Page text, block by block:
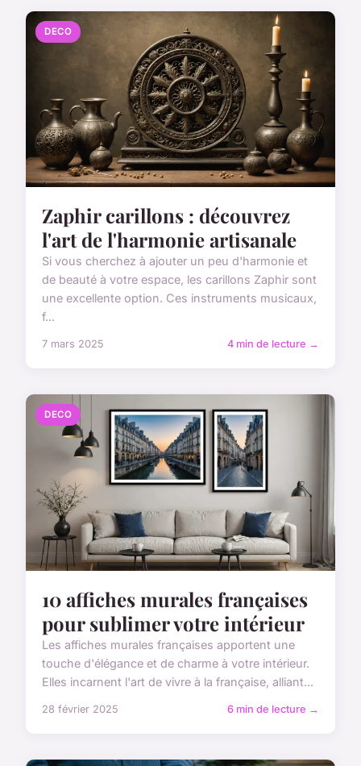
DECO
Zaphir carillons : découvrez
l'art de l'harmonie artisanale
Si vous cherchez à ajouter un peu d'harmonie et
de beauté à votre espace, les carillons Zaphir sont
une excellente option. Ces instruments musicaux,
f...
7 mars 2025 4 min de lecture →
DECO
10 affiches murales françaises
pour sublimer votre intérieur
Les affiches murales françaises apportent une
touche d'élégance et de charme à votre intérieur.
Elles incarnent l'art de vivre à la française, alliant...
28 février 2025 6 min de lecture →